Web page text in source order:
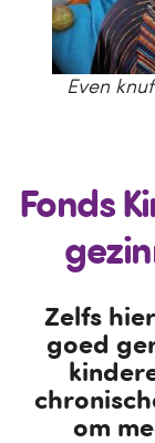
Even
Fonds
Zelfs
goed
om